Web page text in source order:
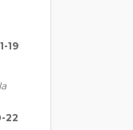
19
22